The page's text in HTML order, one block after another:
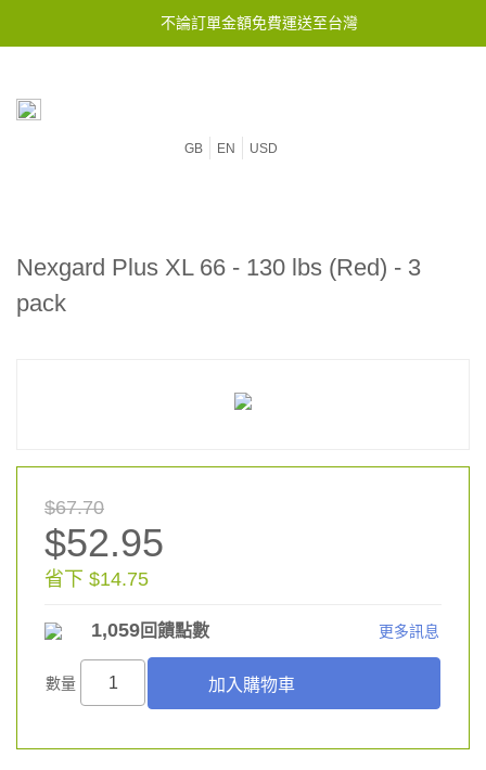
不論訂單金額免費運送至台灣
GB EN USD
Nexgard Plus XL 66 - 130 lbs (Red) - 3
pack
$67.70
$52.95
省下 $14.75
1,059回饋點數 更多訊息
數量